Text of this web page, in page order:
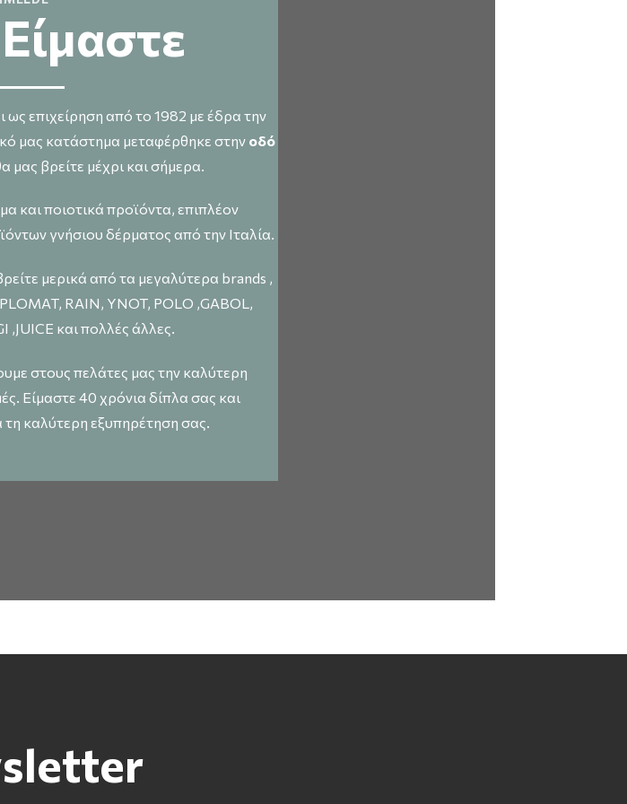
επιχείρηση από το 1982 με έδρα την
μας κατάστημα μεταφέρθηκε στην οδό
μας βρείτε μέχρι και σήμερα.
και ποιοτικά προϊόντα, επιπλέον
γνήσιου δέρματος από την Ιταλία.
μερικά από τα μεγαλύτερα brands ,
RAIN, YNOT, POLO ,GABOL,
,JUICE και πολλές άλλες.
στους πελάτες μας την καλύτερη
Είμαστε 40 χρόνια δίπλα σας και
τη καλύτερη εξυπηρέτηση σας.